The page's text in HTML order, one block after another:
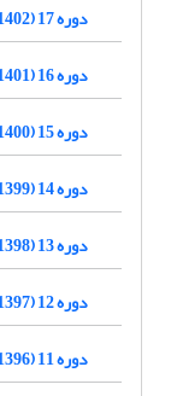
دوره 17 (1402)
دوره 16 (1401)
دوره 15 (1400)
دوره 14 (1399)
دوره 13 (1398)
دوره 12 (1397)
دوره 11 (1396)